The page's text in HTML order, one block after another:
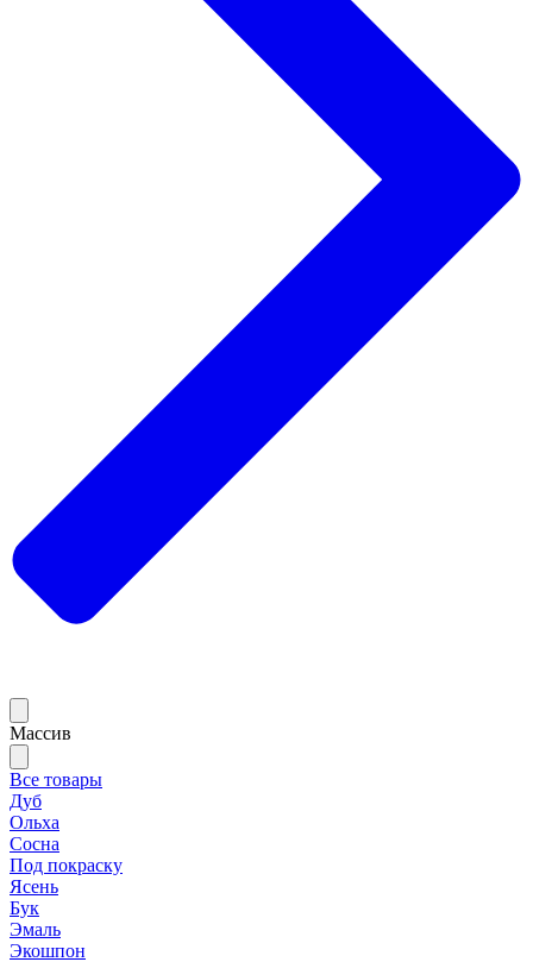
Массив
Все товары
Дуб
Ольха
Сосна
Под покраску
Ясень
Бук
Эмаль
Экошпон